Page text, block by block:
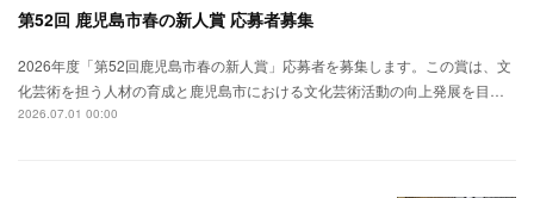
第52回 鹿児島市春の新人賞 応募者募集
2026年度「第52回鹿児島市春の新人賞」応募者を募集します。この賞は、文
化芸術を担う人材の育成と鹿児島市における文化芸術活動の向上発展を目…
2026.07.01 00:00